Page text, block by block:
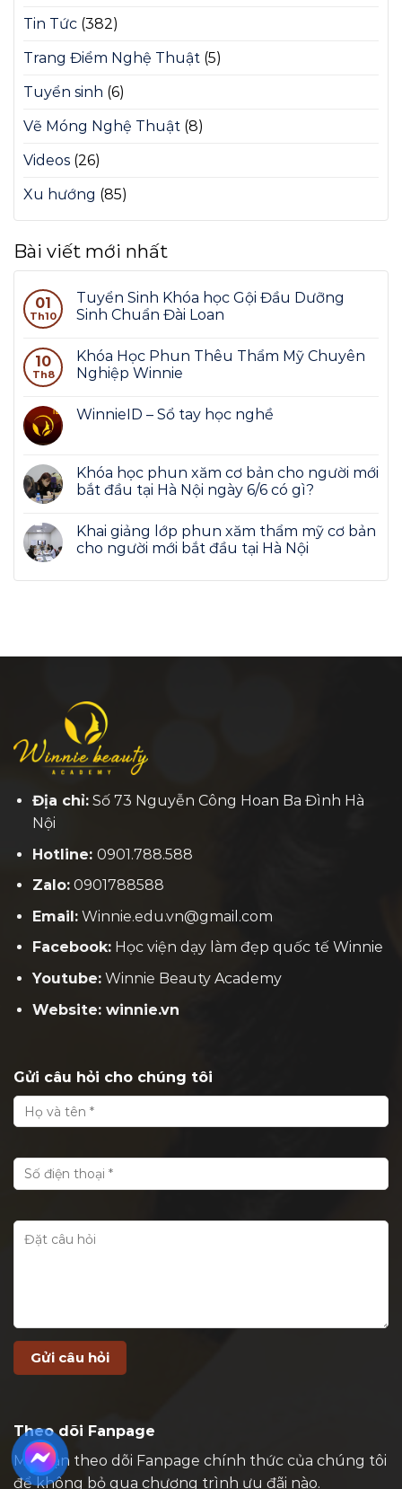
Tin Tức (382)
Trang Điểm Nghệ Thuật (5)
Tuyển sinh (6)
Vẽ Móng Nghệ Thuật (8)
Videos (26)
Xu hướng (85)
Bài viết mới nhất
01
Th10
Tuyển Sinh Khóa học Gội Đầu Dưỡng
Sinh Chuẩn Đài Loan
10
Th8
Khóa Học Phun Thêu Thẩm Mỹ Chuyên
Nghiệp Winnie
WinnieID – Sổ tay học nghề
Khóa học phun xăm cơ bản cho người mới
bắt đầu tại Hà Nội ngày 6/6 có gì?
Khai giảng lớp phun xăm thẩm mỹ cơ bản
cho người mới bắt đầu tại Hà Nội
Địa chỉ:Số 73 Nguyễn Công Hoan Ba Đình Hà
Nội
Hotline: 0901.788.588
Zalo:0901788588
Email:Winnie.edu.vn@gmail.com
Facebook:Học viện dạy làm đẹp quốc tế Winnie
Youtube:Winnie Beauty Academy
Website: winnie.vn
Gửi câu hỏi cho chúng tôi
Theo dõi Fanpage
Mời bạn theo dõi Fanpage chính thức của chúng tôi
để không bỏ qua chương trình ưu đãi nào.